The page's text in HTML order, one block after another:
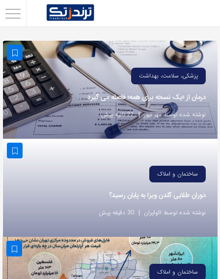
استفاده
روش‌های
زیر
می‌توانید
این
دوستان
خود
اشتراک
بگذارید.
پزشکی، سلامت، بهداشت
درمان از «یک نسخه برای همه» فاصله می گیرد
نوشته شده توسط مهر نیوز 22 ثانیه پیش
ساختمان و املاک
دوران طلایی گلدن ویزا به پایان رسید؟
نوشته شده توسط اکوایران 30 دقیقه پیش
ساختمان و املاک